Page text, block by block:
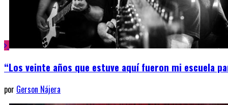
“Los veinte años que estuve aquí fueron mi escuela
por Gerson Nájera